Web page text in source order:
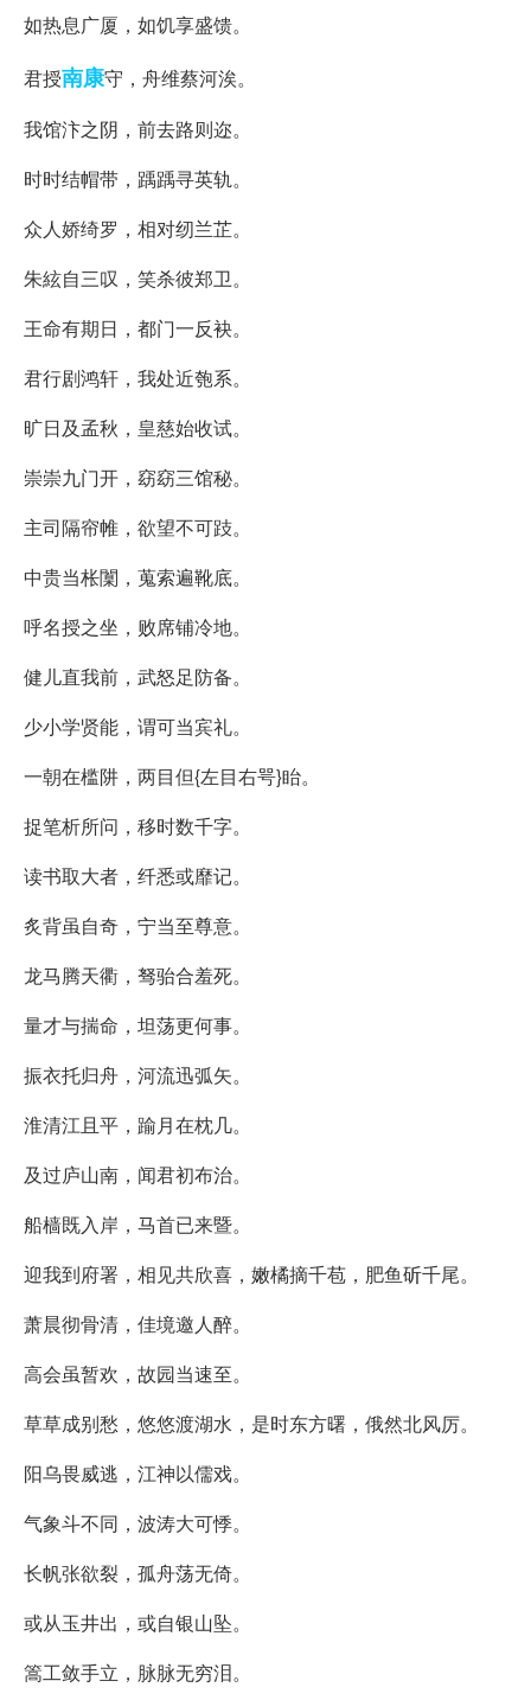
如热息广厦，如饥享盛馈。
君授南康守，舟维蔡河涘。
我馆汴之阴，前去路则迩。
时时结帽带，踽踽寻英轨。
众人娇绮罗，相对纫兰芷。
朱絃自三叹，笑杀彼郑卫。
王命有期日，都门一反袂。
君行剧鸿轩，我处近匏系。
旷日及孟秋，皇慈始收试。
崇崇九门开，窈窈三馆秘。
主司隔帘帷，欲望不可跂。
中贵当枨闑，蒐索遍靴底。
呼名授之坐，败席铺冷地。
健儿直我前，武怒足防备。
少小学贤能，谓可当宾礼。
一朝在槛阱，两目但{左目右咢}眙。
捉笔析所问，移时数千字。
读书取大者，纤悉或靡记。
炙背虽自奇，宁当至尊意。
龙马腾天衢，驽骀合羞死。
量才与揣命，坦荡更何事。
振衣托归舟，河流迅弧矢。
淮清江且平，踰月在枕几。
及过庐山南，闻君初布治。
船樯既入岸，马首已来暨。
迎我到府署，相见共欣喜，嫩橘摘千苞，肥鱼斫千尾。
萧晨彻骨清，佳境邀人醉。
高会虽暂欢，故园当速至。
草草成别愁，悠悠渡湖水，是时东方曙，俄然北风厉。
阳乌畏威逃，江神以儒戏。
气象斗不同，波涛大可悸。
长帆张欲裂，孤舟荡无倚。
或从玉井出，或自银山坠。
篙工敛手立，脉脉无穷泪。